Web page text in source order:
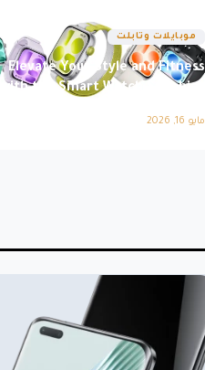
موبايلات وتابلت
Elevate Your Style and Fitness
with the Smart Watch Sapphire
مايو 16, 2026